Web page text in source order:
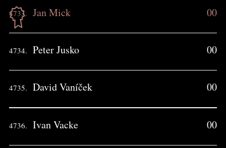
4733. Jan Mick 00
4734. Peter Jusko 00
4735. David Vaníček 00
4736. Ivan Vacke 00